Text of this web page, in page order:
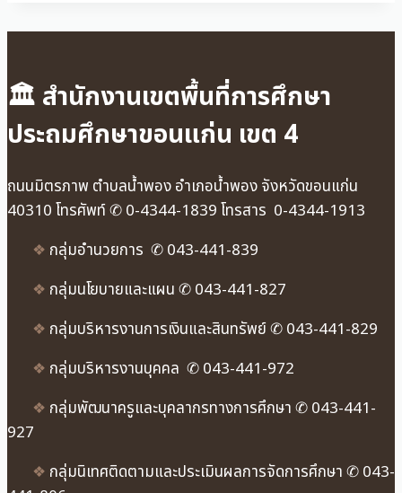
🏛 สำนักงานเขตพื้นที่การศึกษา
ประถมศึกษาขอนแก่น เขต 4
ถนนมิตรภาพ ตำบลน้ำพอง อำเภอน้ำพอง จังหวัดขอนแก่น
40310 โทรศัพท์ ✆ 0-4344-1839 โทรสาร 0-4344-1913
❖ กลุ่มอำนวยการ ✆ 043-441-839
❖ กลุ่มนโยบายและแผน ✆ 043-441-827
❖ กลุ่มบริหารงานการเงินและสินทรัพย์ ✆ 043-441-829
❖ กลุ่มบริหารงานบุคคล ✆ 043-441-972
❖ กลุ่มพัฒนาครูและบุคลากรทางการศึกษา ✆ 043-441-
927
❖ กลุ่มนิเทศติดตามและประเมินผลการจัดการศึกษา ✆ 043-